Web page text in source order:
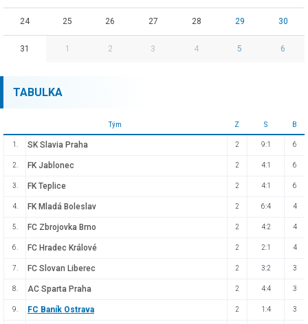
24 25 26 27 28 29 30
31 1 2 3 4 5 6
TABULKA
Tým Z S B
1. SK Slavia Praha 2 9:1 6
2. FK Jablonec 2 4:1 6
3. FK Teplice 2 4:1 6
4. FK Mladá Boleslav 2 6:4 4
5. FC Zbrojovka Brno 2 4:2 4
6. FC Hradec Králové 2 2:1 4
7. FC Slovan Liberec 2 3:2 3
8. AC Sparta Praha 2 4:4 3
9. FC Baník Ostrava 2 1:4 3